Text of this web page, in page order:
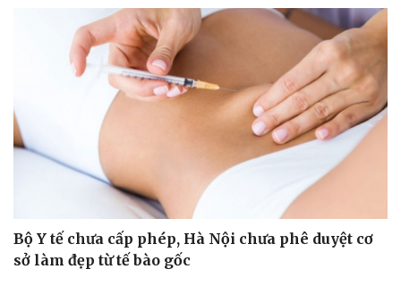
Bộ Y tế chưa cấp phép, Hà Nội chưa phê duyệt cơ
sở làm đẹp từ tế bào gốc